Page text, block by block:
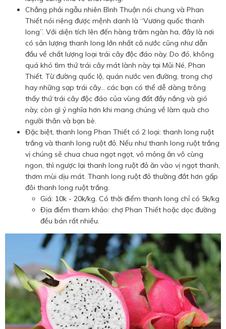
Chẳng phải ngẫu nhiên Bình Thuận nói chung và Phan
Thiết nói riêng được mệnh danh là “Vương quốc thanh
long”. Với diện tích lên đến hàng trăm ngàn ha, đây là nơi
có sản lượng thanh long lớn nhất cả nước cũng như dẫn
đầu về chất lượng loại trái cây độc đáo này. Do đó, không
quá khó tìm thứ trái cây mát lành này tại Mũi Né, Phan
Thiết. Từ đường quốc lộ, quán nước ven đường, trong chợ
hay những sạp trái cây… các bạn có thể dễ dàng trông
thấy thứ trái cây độc đáo của vùng đất đầy nắng và gió
này, còn gì ý nghĩa hơn khi mang chúng về làm quà cho
người thân và bạn bè.
Đặc biệt, thanh long Phan Thiết có 2 loại: thanh long ruột
trắng và thanh long ruột đỏ. Nếu như thanh long ruột trắng
vị chúng sẽ chua chua ngọt ngọt, vỏ mỏng ăn vô cùng
ngon, thì ngược lại thanh long ruột đỏ ăn vào vị ngọt thanh,
thơm mùi dịu mát. Thanh long ruột đỏ thường đắt hơn gấp
đôi thanh long ruột trắng.
Giá: 10k - 20k/kg. Có thời điểm thanh long chỉ có 5k/kg
Địa điểm tham khảo: chợ Phan Thiết hoặc dọc đường
đều bán rất nhiều.